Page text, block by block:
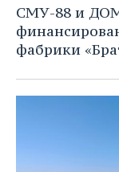
СМУ-88 и
фабрики